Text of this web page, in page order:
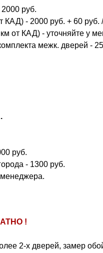
руб.
КАД) - 2000 руб. + 60 руб.
от КАД) - уточняйте у
межк. дверей -
руб.
- 1300 руб.
менеджера.
!
2-х дверей, замер